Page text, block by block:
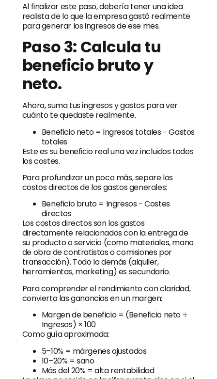
Al finalizar este paso, debería tener una idea
realista de lo que la empresa gastó realmente
para generar los ingresos de ese mes.
Paso 3: Calcula tu
beneficio bruto y
neto.
Ahora, suma tus ingresos y gastos para ver
cuánto te quedaste realmente.
Beneficio neto = Ingresos totales − Gastos
totales
Este es su beneficio real una vez incluidos todos
los costes.
Para profundizar un poco más, separe los
costos directos de los gastos generales:
Beneficio bruto = Ingresos − Costes
directos
Los costos directos son los gastos
directamente relacionados con la entrega de
su producto o servicio (como materiales, mano
de obra de contratistas o comisiones por
transacción). Todo lo demás (alquiler,
herramientas, marketing) es secundario.
Para comprender el rendimiento con claridad,
convierta las ganancias en un margen:
Margen de beneficio = (Beneficio neto ÷
Ingresos) × 100
Como guía aproximada:
5–10% = márgenes ajustados
10–20% = sano
Más del 20% = alta rentabilidad